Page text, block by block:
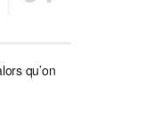
qu’on